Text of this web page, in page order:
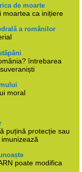
de moarte
moartea ca inițiere
a românilor
întrebarea
moral
puțină protecție sau
poate modifica